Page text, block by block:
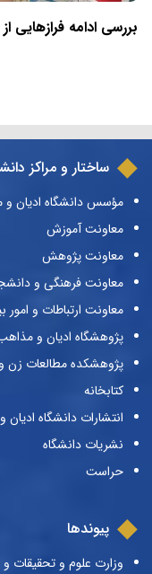
بررسی ادامه فرازهایی
ساختار و مراکز
مؤسس دانشگاه ادیان
معاونت آموزش
معاونت پژوهش
معاونت فرهنگی و
معاونت ارتباطات و امور
پژوهشگاه ادیان و
پژوهشکده مطالعات زن و
کتابخانه
انتشارات دانشگاه
نشریات دانشگاه
حراست
پیوندها
وزارت علوم و تحقیقات و